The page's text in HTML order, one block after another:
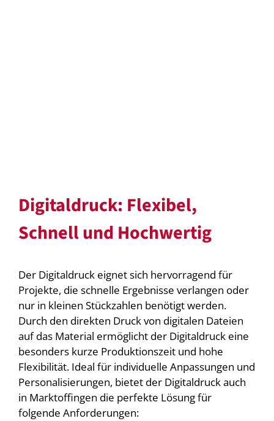
Digitaldruck: Flexibel,
Schnell und Hochwertig
Der Digitaldruck eignet sich hervorragend für
Projekte, die schnelle Ergebnisse verlangen oder
nur in kleinen Stückzahlen benötigt werden.
Durch den direkten Druck von digitalen Dateien
auf das Material ermöglicht der Digitaldruck eine
besonders kurze Produktionszeit und hohe
Flexibilität. Ideal für individuelle Anpassungen und
Personalisierungen, bietet der Digitaldruck auch
in Marktoffingen die perfekte Lösung für
folgende Anforderungen: